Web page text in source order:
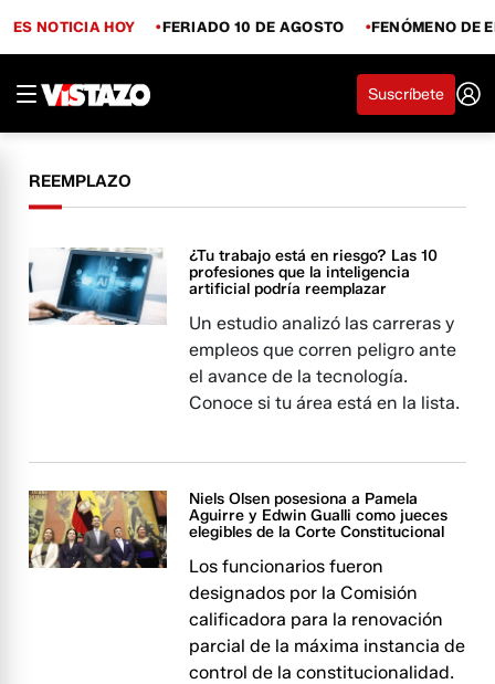
ES NOTICIA HOY FERIADO 10 DE AGOSTO FENÓMENO DE
Suscríbete
REEMPLAZO
¿Tu trabajo está en riesgo? Las 10
profesiones que la inteligencia
artificial podría reemplazar
Un estudio analizó las carreras y
empleos que corren peligro ante
el avance de la tecnología.
Conoce si tu área está en la lista.
Niels Olsen posesiona a Pamela
Aguirre y Edwin Gualli como jueces
elegibles de la Corte Constitucional
Los funcionarios fueron
designados por la Comisión
calificadora para la renovación
parcial de la máxima instancia de
control de la constitucionalidad.